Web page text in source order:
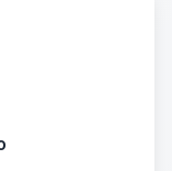
в отличном
подробную